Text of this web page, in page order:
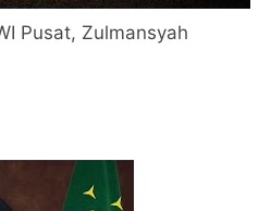
Pusat, Zulmansyah